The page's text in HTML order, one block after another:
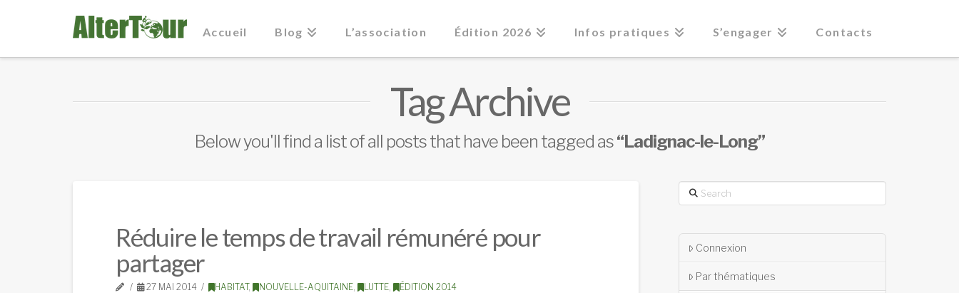
Accueil Blog L’association Édition 2026 Infos pratiques S’engager Contacts
Tag Archive
Below you'll find a list of all posts that have been tagged as“Ladignac-le-Long”
Réduire le temps de travail rémunéré pour
partager
27 MAI 2014 HABITAT, NOUVELLE-AQUITAINE, LUTTE, ÉDITION 2014
Search
Connexion
Par thématiques